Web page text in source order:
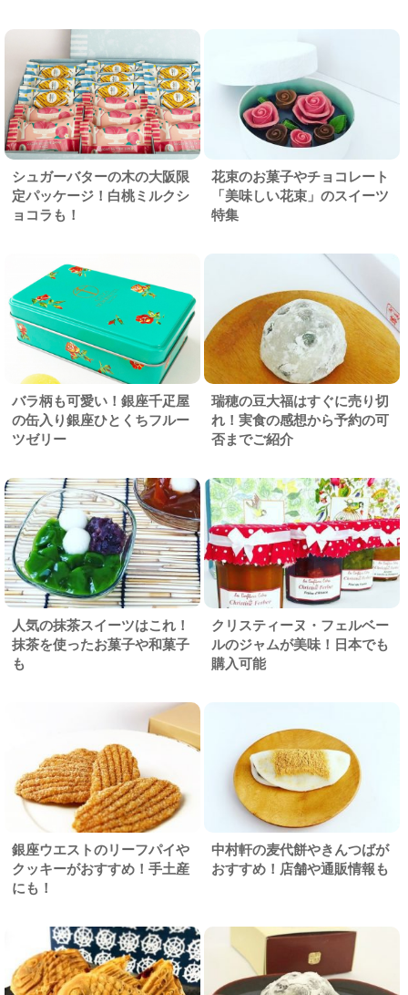
シュガーバターの木の大阪限
定パッケージ！白桃ミルクシ
ョコラも！
花束のお菓子やチョコレート
「美味しい花束」のスイーツ
特集
バラ柄も可愛い！銀座千疋屋
の缶入り銀座ひとくちフルー
ツゼリー
瑞穂の豆大福はすぐに売り切
れ！実食の感想から予約の可
否までご紹介
人気の抹茶スイーツはこれ！
抹茶を使ったお菓子や和菓子
も
クリスティーヌ・フェルベー
ルのジャムが美味！日本でも
購入可能
銀座ウエストのリーフパイや
クッキーがおすすめ！手土産
にも！
中村軒の麦代餅やきんつばが
おすすめ！店舗や通販情報も